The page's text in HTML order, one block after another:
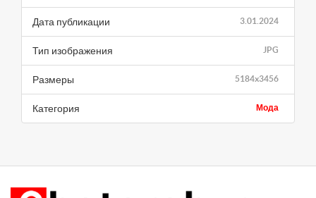
3.01.2024
Дата публикации
JPG
Тип изображения
5184x3456
Размеры
Мода
Категория